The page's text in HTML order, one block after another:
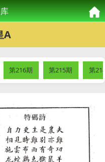
A
第216期 第215期 第